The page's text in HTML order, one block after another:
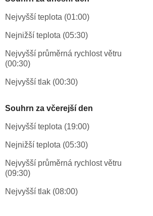
Nejvyšší teplota (01:00)
Nejnižší teplota (05:30)
Nejvyšší průměrná rychlost větru
(00:30)
Nejvyšší tlak (00:30)
Souhrn za včerejší den
Nejvyšší teplota (19:00)
Nejnižší teplota (05:30)
Nejvyšší průměrná rychlost větru
(09:30)
Nejvyšší tlak (08:00)